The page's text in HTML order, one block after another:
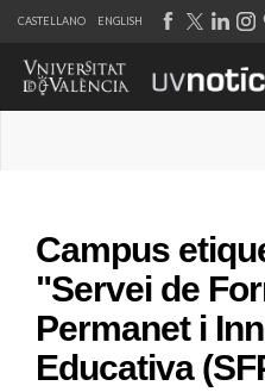
CASTELLANO ENGLISH
Campus
"Servei de
Permanet i
Educativa